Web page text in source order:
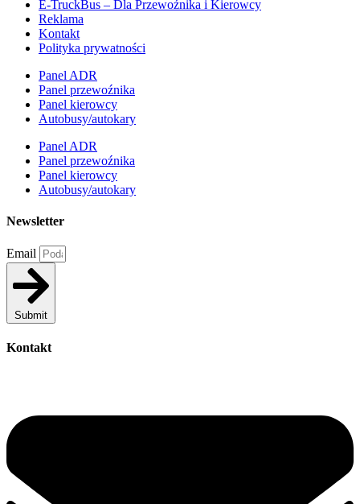
E-TruckBus – Dla Przewoźnika i Kierowcy
Reklama
Kontakt
Polityka prywatności
Panel ADR
Panel przewoźnika
Panel kierowcy
Autobusy/autokary
Panel ADR
Panel przewoźnika
Panel kierowcy
Autobusy/autokary
Newsletter
Email
Submit
Kontakt